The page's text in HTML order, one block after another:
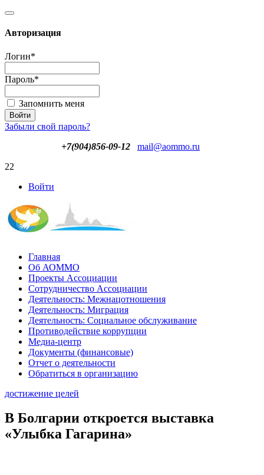
Авторизация
Логин*
Пароль*
Запомнить меня
Забыли свой пароль?
+7(904)856-09-12
mail@aommo.ru
22
Войти
Главная
Об АОММО
Проекты Ассоциации
Сотрудничество Ассоциации
Деятельность: Межнацотношения
Деятельность: Миграция
Деятельность: Социальное обслуживание
Противодействие коррупции
Медиа-центр
Документы (финансовые)
Отчет о деятельности
Обратиться в организацию
достижение целей
В Болгарии откроется выставка
«Улыбка Гагарина»